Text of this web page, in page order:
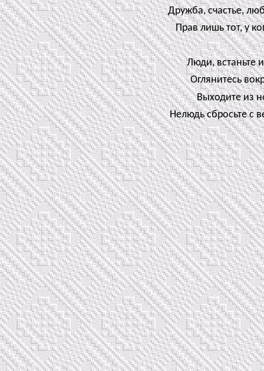
Дружба, счастье,
Прав лишь тот, у
Люди, встаньте
Оглянитесь
Выходите из
Нелюдь сбросьте с